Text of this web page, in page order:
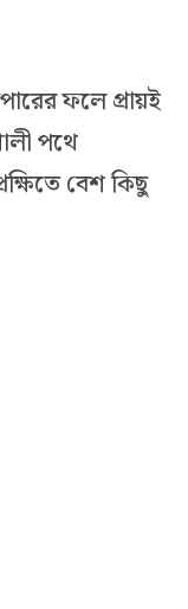
ফলে প্রায়ই
পথে
বেশ কিছু